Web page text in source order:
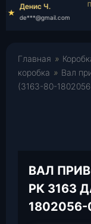
Денис Ч.
de***@gmail.com
Главная »
коробка » Вал
(3163-80-
ВАЛ
РК 3163
1802056-